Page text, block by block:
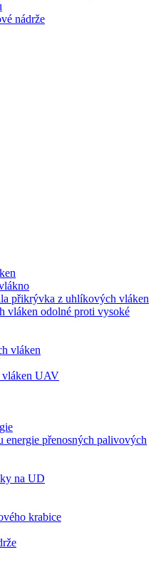
nádrže
přikrývka z uhlíkových vláken
vláken odolné proti vysoké
vláken
vláken UAV
energie přenosných palivových
na UD
krabice